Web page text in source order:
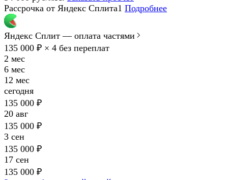
Рассрочка от Яндекс Сплита1 Подробнее
Яндекс Сплит — оплата частями
135 000 ₽ × 4 без переплат
2 мес
6 мес
12 мес
сегодня
135 000 ₽
20 авг
135 000 ₽
3 сен
135 000 ₽
17 сен
135 000 ₽